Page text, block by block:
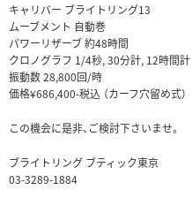
キャリバー ブライトリング13
ムーブメント 自動巻
パワーリザーブ 約48時間
クロノグラフ 1/4秒, 30分計, 12時間計
振動数 28,800回/時
価格¥686,400-税込 （カーフ穴留め式）
この機会に是非、ご検討下さいませ。
ブライトリング ブティック東京
03-3289-1884